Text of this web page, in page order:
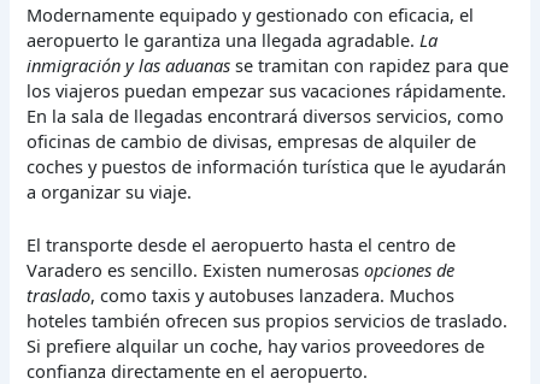
Modernamente equipado y gestionado con eficacia, el
aeropuerto le garantiza una llegada agradable. La
inmigración y las aduanas se tramitan con rapidez para que
los viajeros puedan empezar sus vacaciones rápidamente.
En la sala de llegadas encontrará diversos servicios, como
oficinas de cambio de divisas, empresas de alquiler de
coches y puestos de información turística que le ayudarán
a organizar su viaje.
El transporte desde el aeropuerto hasta el centro de
Varadero es sencillo. Existen numerosasopciones de
traslado, como taxis y autobuses lanzadera. Muchos
hoteles también ofrecen sus propios servicios de traslado.
Si prefiere alquilar un coche, hay varios proveedores de
confianza directamente en el aeropuerto.